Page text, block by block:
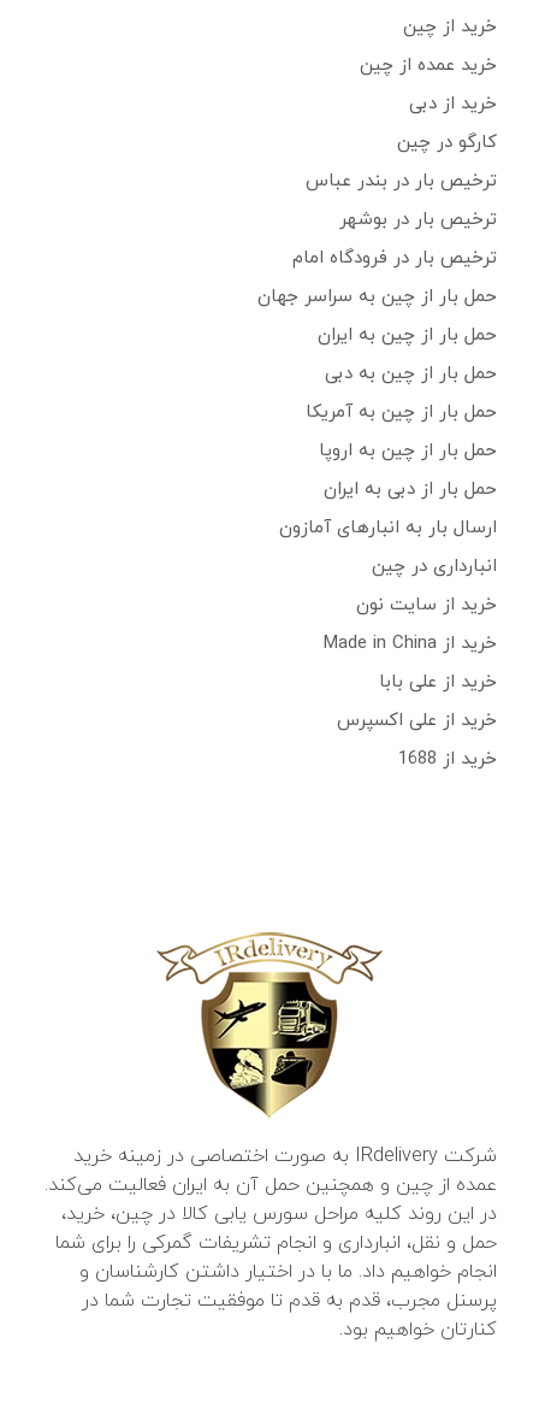
خرید از چین
خرید عمده از چین
خرید از دبی
کارگو در چین
ترخیص بار در بندر عباس
ترخیص بار در بوشهر
ترخیص بار در فرودگاه امام
حمل بار از چین به سراسر جهان
حمل بار از چین به ایران
حمل بار از چین به دبی
حمل بار از چین به آمریکا
حمل بار از چین به اروپا
حمل بار از دبی به ایران
ارسال بار به انبارهای آمازون
انبارداری در چین
خرید از سایت نون
خرید از Made in China
خرید از علی بابا
خرید از علی اکسپرس
خرید از 1688
شرکت IRdelivery به صورت اختصاصی در زمینه خرید
عمده از چین و همچنین حمل آن به ایران فعالیت می‌کند.
در این روند کلیه مراحل سورس یابی کالا در چین، خرید،
حمل و نقل، انبارداری و انجام تشریفات گمرکی را برای شما
انجام خواهیم داد. ما با در اختیار داشتن کارشناسان و
پرسنل مجرب، قدم به قدم تا موفقیت تجارت شما در
کنارتان خواهیم بود.